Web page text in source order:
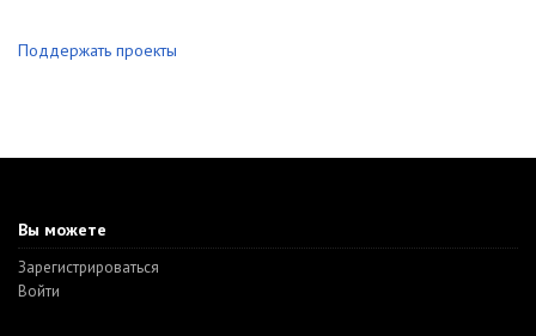
Поддержать проекты
Вы можете
Зарегистрироваться
Войти